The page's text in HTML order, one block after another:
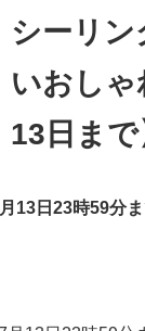
専門サイト
専門サイト
ットの話題
シーリ
いおしゃ
13日まで
13日23時59分